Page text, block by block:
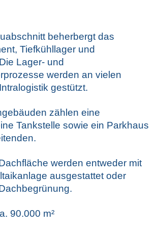
beherbergt das
Tiefkühllager und
Lager- und
werden an vielen
gestützt.
zählen eine
Tankstelle sowie ein Parkhaus
werden entweder mit
ausgestattet oder
90.000 m²